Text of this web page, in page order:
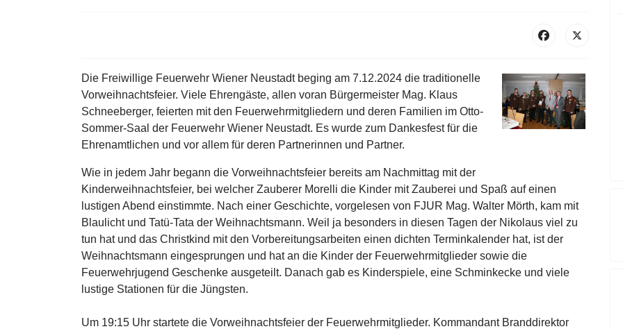
Die Freiwillige Feuerwehr Wiener Neustadt beging am 7.12.2024 die traditionelle
Vorweihnachtsfeier. Viele Ehrengäste, allen voran Bürgermeister Mag. Klaus
Schneeberger, feierten mit den Feuerwehrmitgliedern und deren Familien im Otto-
Sommer-Saal der Feuerwehr Wiener Neustadt. Es wurde zum Dankesfest für die
Ehrenamtlichen und vor allem für deren Partnerinnen und Partner.
Wie in jedem Jahr begann die Vorweihnachtsfeier bereits am Nachmittag mit der
Kinderweihnachtsfeier, bei welcher Zauberer Morelli die Kinder mit Zauberei und Spaß auf einen
lustigen Abend einstimmte. Nach einer Geschichte, vorgelesen von FJUR Mag. Walter Mörth, kam mit
Blaulicht und Tatü-Tata der Weihnachtsmann. Weil ja besonders in diesen Tagen der Nikolaus viel zu
tun hat und das Christkind mit den Vorbereitungsarbeiten einen dichten Terminkalender hat, ist der
Weihnachtsmann eingesprungen und hat an die Kinder der Feuerwehrmitglieder sowie die
Feuerwehrjugend Geschenke ausgeteilt. Danach gab es Kinderspiele, eine Schminkecke und viele
lustige Stationen für die Jüngsten.
Um 19:15 Uhr startete die Vorweihnachtsfeier der Feuerwehrmitglieder. Kommandant Branddirektor